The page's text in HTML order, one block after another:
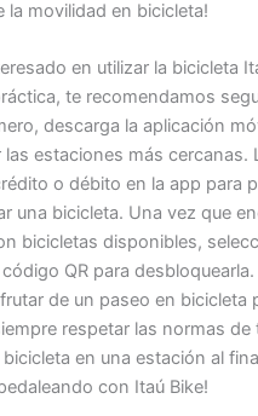
la movilidad en bicicleta!
en utilizar la bicicleta
te recomendamos
descarga la aplicación
las estaciones más cercanas.
o débito en la app para
una bicicleta. Una vez que
bicicletas disponibles,
QR para desbloquearla.
de un paseo en bicicleta
respetar las normas
en una estación al
con Itaú Bike!